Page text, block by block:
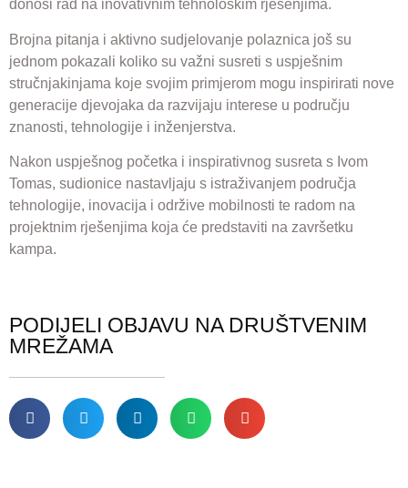
donosi rad na inovativnim tehnološkim rješenjima.
Brojna pitanja i aktivno sudjelovanje polaznica još su
jednom pokazali koliko su važni susreti s uspješnim
stručnjakinjama koje svojim primjerom mogu inspirirati nove
generacije djevojaka da razvijaju interese u području
znanosti, tehnologije i inženjerstva.
Nakon uspješnog početka i inspirativnog susreta s Ivom
Tomas, sudionice nastavljaju s istraživanjem područja
tehnologije, inovacija i održive mobilnosti te radom na
projektnim rješenjima koja će predstaviti na završetku
kampa.
PODIJELI OBJAVU NA DRUŠTVENIM
MREŽAMA